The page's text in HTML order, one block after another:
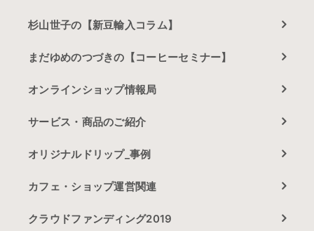
杉山世子の【新豆輸入コラム】
まだゆめのつづきの【コーヒーセミナー】
オンラインショップ情報局
サービス・商品のご紹介
オリジナルドリップ_事例
カフェ・ショップ運営関連
クラウドファンディング2019